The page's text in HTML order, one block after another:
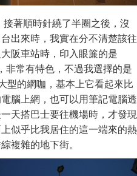
著順時針繞了半圈之後，沒
出來時，我實在分不清楚該往
阪車站時，印入眼簾的是
非常有特色，不過我選擇的是
型的網咖，基本上它看起來比
腦上網，也可以用筆記電腦透
天搭巴士要往機場時，才發現
似乎比我居住的這一端來的熱
複雜的地下街。